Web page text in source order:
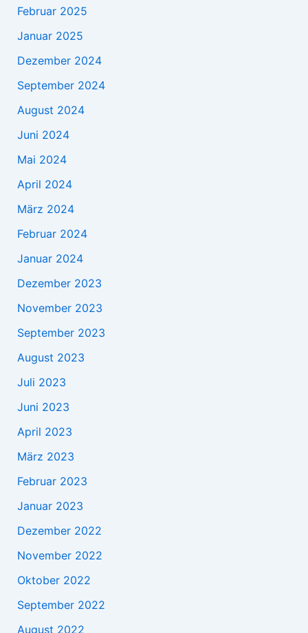
Februar 2025
Januar 2025
Dezember 2024
September 2024
August 2024
Juni 2024
Mai 2024
April 2024
März 2024
Februar 2024
Januar 2024
Dezember 2023
November 2023
September 2023
August 2023
Juli 2023
Juni 2023
April 2023
März 2023
Februar 2023
Januar 2023
Dezember 2022
November 2022
Oktober 2022
September 2022
August 2022